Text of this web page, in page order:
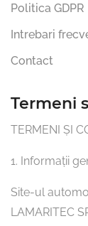
Politica GDPR
Intrebari
Contact
Termeni
TERMENI ȘI
1. Informații
Site-ul
LAMARITEC